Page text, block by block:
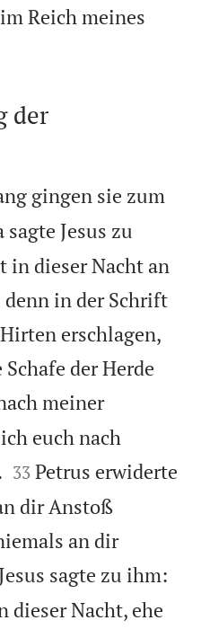
Reich meines
der
gingen sie zum
sagte Jesus zu
in dieser Nacht an
in der Schrift
erschlagen,
der Herde
meiner
euch nach


33 Petrus erwiderte
dir Anstoß
an dir
Jesus sagte zu ihm:
dieser Nacht, ehe